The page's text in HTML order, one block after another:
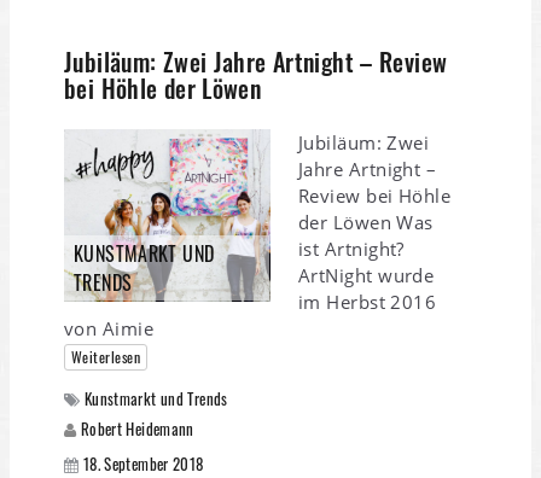
Jubiläum: Zwei Jahre Artnight – Review
bei Höhle der Löwen
KUNSTMARKT UND
TRENDS
Jubiläum: Zwei
Jahre Artnight –
Review bei Höhle
der Löwen Was
ist Artnight?
ArtNight wurde
im Herbst 2016
von Aimie
Weiterlesen
Kunstmarkt und Trends
Robert Heidemann
18. September 2018